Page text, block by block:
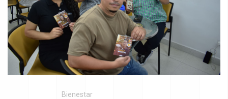
Bienestar